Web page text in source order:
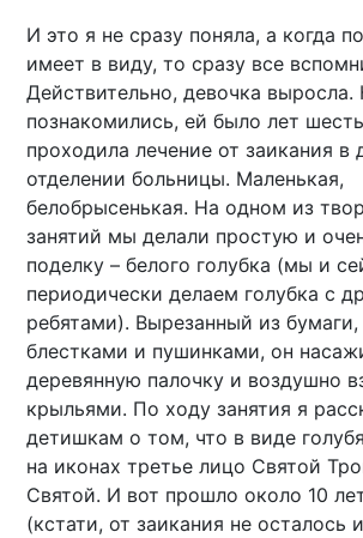
И это я не сразу поняла, а когда
имеет в виду, то сразу все
Действительно, девочка выросла.
познакомились, ей было лет
проходила лечение от заикания в
отделении больницы. Маленькая,
белобрысенькая. На одном из
занятий мы делали простую и
поделку – белого голубка (мы и
периодически делаем голубка с
ребятами). Вырезанный из
блестками и пушинками, он
деревянную палочку и воздушно
крыльями. По ходу занятия я
детишкам о том, что в виде
на иконах третье лицо Святой
Святой. И вот прошло около 10
(кстати, от заикания не осталось